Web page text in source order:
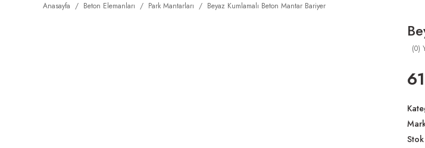
Anasayfa Beton Elemanları Park Mantarları Beyaz Kumlamalı Beton Mantar Bariyer
(0)